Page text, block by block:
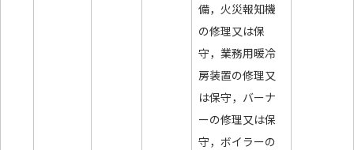
備，火災報知機
の修理又は保
守，業務用暖冷
房装置の修理又
は保守，バーナ
ーの修理又は保
守，ボイラーの